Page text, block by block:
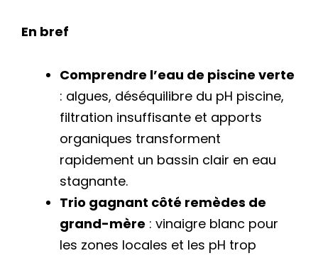
En bref
Comprendre l’eau de piscine verte
: algues, déséquilibre du pH piscine,
filtration insuffisante et apports
organiques transforment
rapidement un bassin clair en eau
stagnante.
Trio gagnant côté remèdes de
grand-mère : vinaigre blanc pour
les zones locales et les pH trop